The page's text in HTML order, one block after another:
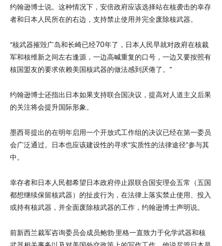
约翰逊博士说。这种情况下，安倍政府应该选择站在核袭击的幸存
者和日本人民所在的右边，支持禁止使用并完全废除核武器。
“核武器摧毁广岛和长崎已经70年了，日本人民早就对政府在核裁
军和核维新之间左右逢源，一边高喊重复的口号，一边又要按照有
核国盟友的要求依赖美国核武器的做法感到厌倦了。”
约翰逊博士还指出日本如果支持联合国决议，提高对人道主义后果
的关注将会提升国际形象。
墨西哥提出的在明年启用一个开放式工作组的决议已经在第一委员
会广泛通过。日本也应该建设性的寻求“实质性的法律途径”参与其
中。
幸存者和日本人民都希望日本政府停止跟联合国安理会五常（五国
都想继续保留核武器）的扯皮行为，在法律上落实禁止使用、投入
或持有核武器，并全面废除核武器的工作，约翰逊博士声明说。
前新西兰裁军咨询委员会成员鲍勃·里格一直致力于化学武器和核